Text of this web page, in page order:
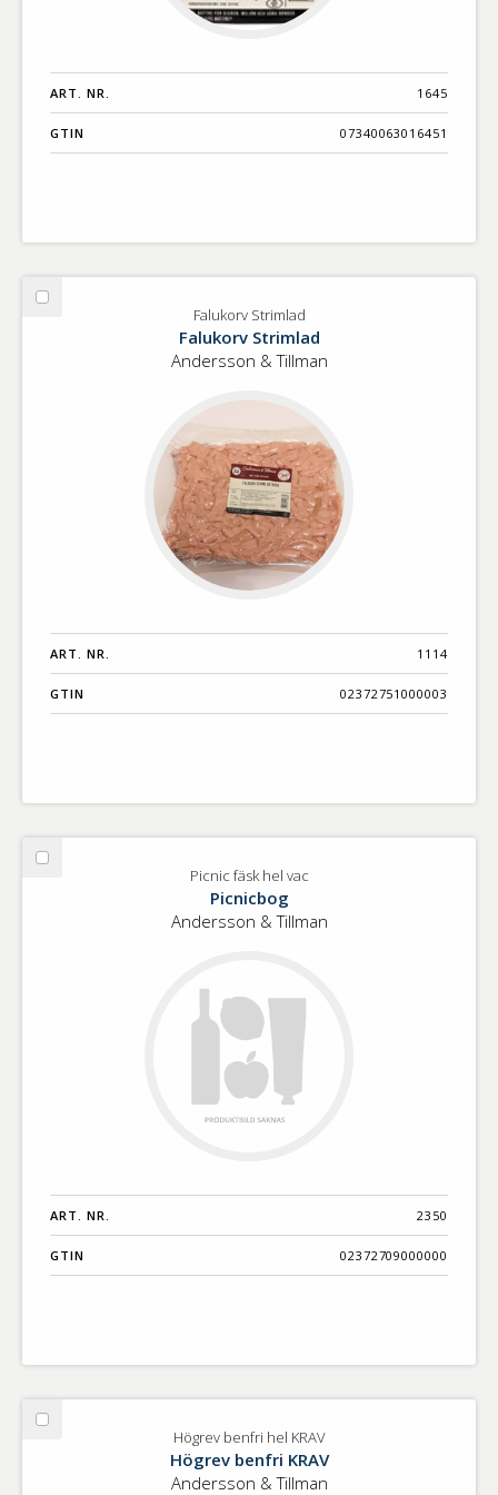
ART. NR. 1645
GTIN 07340063016451
Välj
Falukorv Strimlad
Falukorv Strimlad
Andersson & Tillman
ART. NR. 1114
GTIN 02372751000003
Välj
Picnic fäsk hel vac
Picnicbog
Andersson & Tillman
ART. NR. 2350
GTIN 02372709000000
Välj
Högrev benfri hel KRAV
Högrev benfri KRAV
Andersson & Tillman